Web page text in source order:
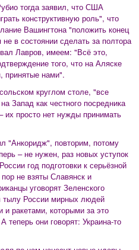
тогда заявил, что США
конструктивную роль", что
Вашингтона "положить конец
в состоянии сделать за полтора
Лавров, имеем: "Всё это,
того, что на Аляске
принятые нами".
круглом столе, "все
Запад как честного посредника
просто нет нужды принимать
"Анкоридж", повторим, потому
– не нужен, раз новых уступок
год подготовки к серьёзной
не взяты Славянск и
уговорят Зеленского
тылу России мирных людей
ракетами, которыми за это
теперь они говорят: Украина-то